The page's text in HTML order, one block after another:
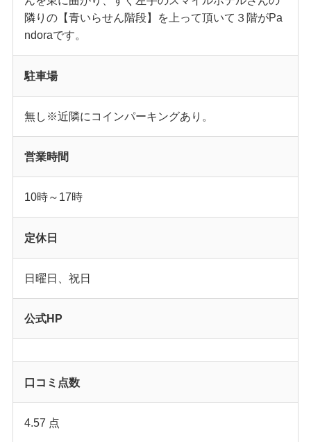
隣りの【青いらせん階段】を上って頂いて３階がPa
ndoraです。
駐車場
無し※近隣にコインパーキングあり。
営業時間
10時～17時
定休日
日曜日、祝日
公式HP
口コミ点数
4.57 点